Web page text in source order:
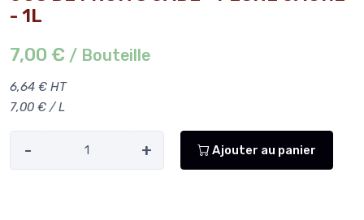
- 1L
7,00 € / Bouteille
6,64 € HT
7,00 € / L
- + Ajouter au panier